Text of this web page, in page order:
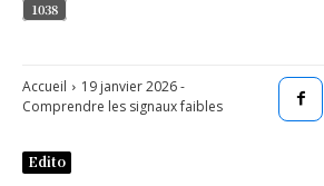
1038
Accueil
19 janvier 2026 -
Comprendre les signaux faibles
Edito